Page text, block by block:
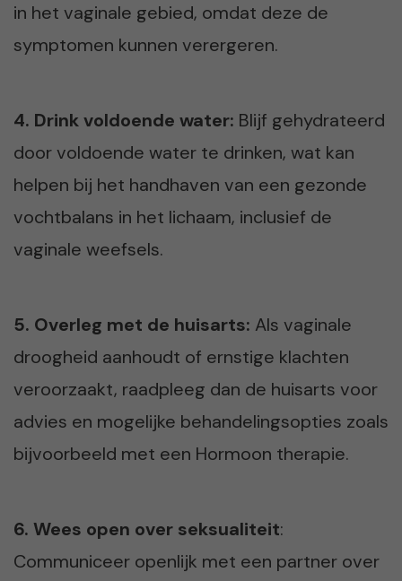
in het vaginale gebied, omdat deze de
symptomen kunnen verergeren.
4. Drink voldoende water: Blijf gehydrateerd
door voldoende water te drinken, wat kan
helpen bij het handhaven van een gezonde
vochtbalans in het lichaam, inclusief de
vaginale weefsels.
5. Overleg met de huisarts: Als vaginale
droogheid aanhoudt of ernstige klachten
veroorzaakt, raadpleeg dan de huisarts voor
advies en mogelijke behandelingsopties zoals
bijvoorbeeld met een Hormoon therapie.
6. Wees open over seksualiteit:
Communiceer openlijk met een partner over